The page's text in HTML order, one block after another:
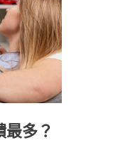
多？